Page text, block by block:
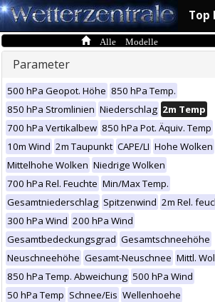
Top
Alle Modelle
Parameter
500 hPa Geopot. Höhe 850 hPa Temp.
850 hPa Stromlinien Niederschlag 2m Temp
700 hPa Vertikalbew 850 hPa Pot. Äquiv. Temp
10m Wind 2m Taupunkt CAPE/LI Hohe Wolken
Mittelhohe Wolken Niedrige Wolken
700 hPa Rel. Feuchte Min/Max Temp.
Gesamtniederschlag Spitzenwind 2m Rel.
300 hPa Wind 200 hPa Wind
Gesamtbedeckungsgrad Gesamtschneehöhe
Neuschneehöhe Gesamt-Neuschnee Mittl.
850 hPa Temp. Abweichung 500 hPa Wind
50 hPa Temp Schnee/Eis Wellenhoehe